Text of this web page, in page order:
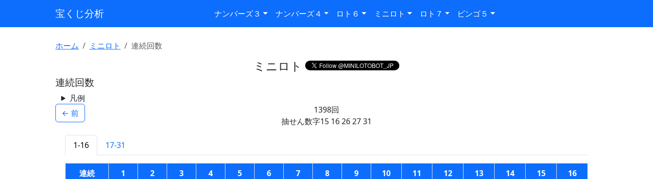
宝くじ分析 ナンバーズ３ ナンバーズ４ ロト６ ミニロト ロト７ ビンゴ５
ホーム ミニロト 連続回数
ミニロト
連続回数
凡例
← 前
1398回
抽せん数字15 16 26 27 31
1-16 17-31
連続 1 2 3 4 5 6 7 8 9 10 11 12 13 14 15
16